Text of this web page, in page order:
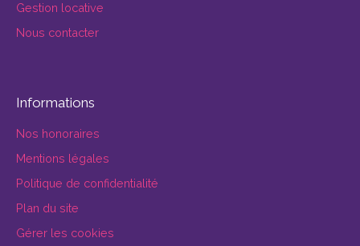
Gestion locative
Nous contacter
Informations
Nos honoraires
Mentions légales
Politique de confidentialité
Plan du site
Gérer les cookies